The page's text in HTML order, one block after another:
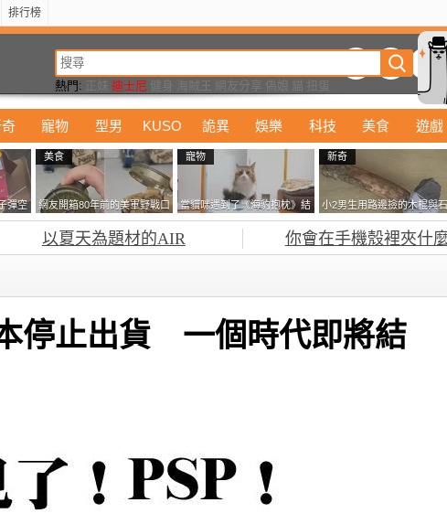
排行榜
熱門: 迪士尼
寵物 型男 KUSO 詭異 娛樂 科技 美食 遊戲
彈空
直
美食
網友開箱80年前的美軍野戰口
糧 罐頭本身保存良好，但裡
面的味道...
寵物
當貓咪遇到了《海豹抱枕》結
果玩了10天後，海豹一整個走
鐘笑翻網友
新奇
小2男生用路邊撿的木棍與石
頭做成了《石斧》馬麻打開
包嚇一跳怎麼會有這種東
西！？
以夏天為題材的AIR 你會在手機殼裡夾什
本停止出貨 一個時代即將結
科技 動漫